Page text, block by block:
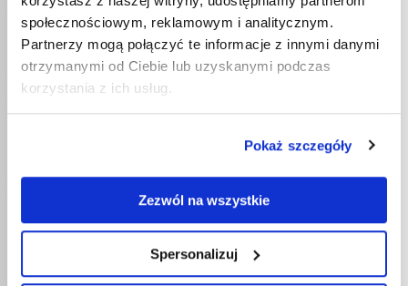
społecznościowym, reklamowym i analitycznym.
Partnerzy mogą połączyć te informacje z innymi danymi
otrzymanymi od Ciebie lub uzyskanymi podczas
korzystania z ich usług.
Pokaż szczegóły
Zezwól na wszystkie
Spersonalizuj